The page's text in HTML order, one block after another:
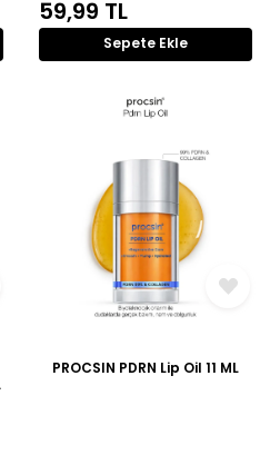
59,99 TL
Sepete Ekle
PROCSIN PDRN Lip Oil 11 ML